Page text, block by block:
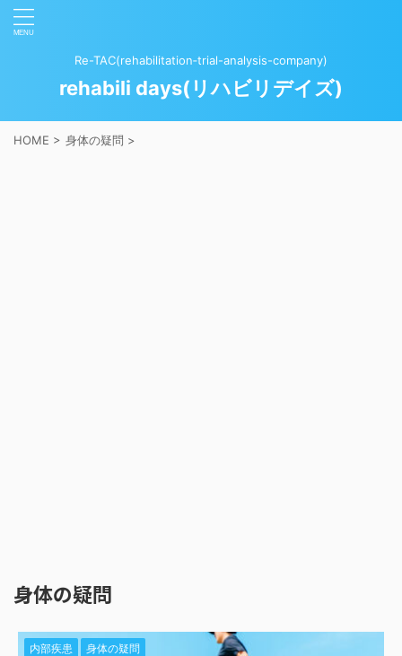
Re-TAC(rehabilitation‐trial-analysis-company)
rehabili days(リハビリデイズ)
HOME > 身体の疑問 >
身体の疑問
内部疾患 身体の疑問